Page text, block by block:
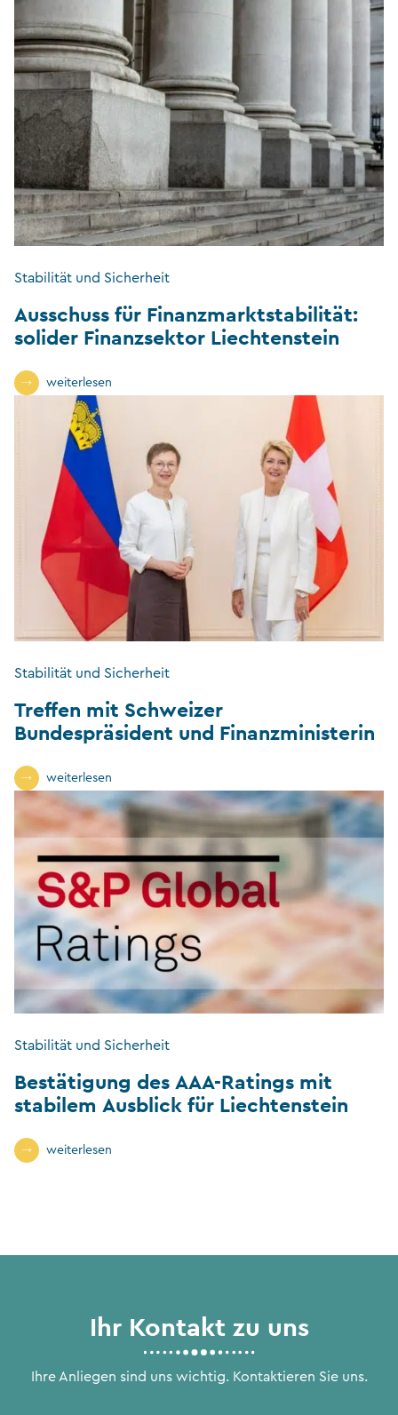
Stabilität und Sicherheit
Ausschuss für Finanzmarktstabilität:
solider Finanzsektor Liechtenstein
weiterlesen
Stabilität und Sicherheit
Treffen mit Schweizer
Bundespräsident und Finanzministerin
weiterlesen
Stabilität und Sicherheit
Bestätigung des AAA-Ratings mit
stabilem Ausblick für Liechtenstein
weiterlesen
Ihr Kontakt zu uns
Ihre Anliegen sind uns wichtig. Kontaktieren Sie uns.